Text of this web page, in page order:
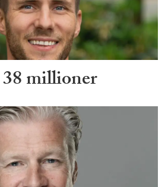
millioner